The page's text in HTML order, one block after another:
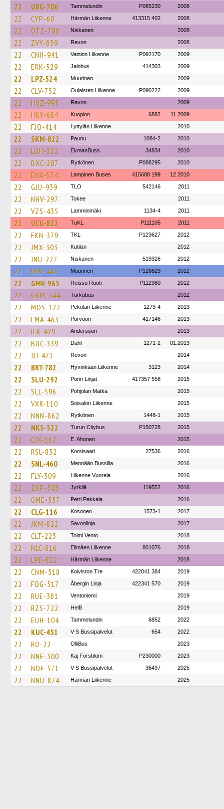
22 UBG-706 Tammelundin P085230 2008
22 CYP-60 Härmän Liikenne 413315 402 2008
22 OTZ-700 Niskanen 2008
22 ZVY-859 Revon 2008
22 CNH-941 Vainion Liikenne P092170 2009
22 ERK-529 Jalobus 414303 2009
22 LPZ-524 Muurinen 2009
22 CLV-752 Oulaisten Liikenne P090222 2009
22 HHZ-995 Revon 2009
22 HKY-684 Kuopion 6882 11.2009
22 FJO-414 Lyttylän Liikenne 2010
22 SKM-822 Paunu 1084-2 2010
22 LOH-322 EkmanBuss 34834 2010
22 BXC-207 Rytkönen P088295 2010
22 ENA-574 Lampinen Buses 415688 199 12.2010
22 GJU-939 TLO 542146 2011
22 NHV-297 Tokee 2011
22 VZS-435 Lamminmäki 1134-4 2011
22 UCG-822 TuKL P111105 2011
22 FKN-379 TKL P123627 2012
22 JMX-303 Kutilan 2012
22 JNU-227 Niskanen 519326 2012
22 IMB-445 Muurinen P128829 2012
22 GMK-965 Reissu Ruoti P112380 2012
22 GKM-344 Turkubus 2012
22 MOS-122 Pekolan Liikenne 1273-4 2013
22 LMA-463 Porvoon 417146 2013
22 ILK-429 Andersson 2013
22 BUC-339 Dahl 1271-2 01.2013
22 JJJ-471 Revon 2014
22 BRT-782 Hyvinkään Liikenne 3123 2014
22 SLU-292 Porin Linjat 417357 558 2015
22 SLL-596 Pohjolan Matka 2015
22 VXR-110 Soisalon Liikenne 2015
22 NNN-862 Rytkönen 1448-1 2015
22 NKS-322 Turun Citybus P150728 2015
22 CJX-162 E. Ahonen 2015
22 RSL-852 Korsisaari 27536 2016
22 SNL-460 Mennään Bussilla 2016
22 FLY-309 Liikenne Vuorela 2016
22 ZKP-505 Jyrkilä 119552 2016
22 GME-557 Petri Pekkala 2016
22 CLG-116 Kosonen 1573-1 2017
22 JKM-822 Savonlinja 2017
22 CLT-223 Toimi Vento 2018
22 NLC-816 Elimäen Liikenne 801076 2018
22 LPR-822 Härmän Liikenne 2018
22 CNM-518 Koiviston Tre 422041 384 2019
22 FOG-517 Åbergin Linja 422341 570 2019
22 RUE-381 Ventoniemi 2019
22 RZS-722 HelB 2019
22 EUH-104 Tammelundin 6852 2022
22 KUC-451 V-S Bussipalvelut 654 2022
22 RO-22 OlliBus 2023
22 NNE-300 Kaj Forsblom P230000 2023
22 NOF-571 V-S Bussipalvelut 36497 2025
22 NNU-874 Härmän Liikenne 2025